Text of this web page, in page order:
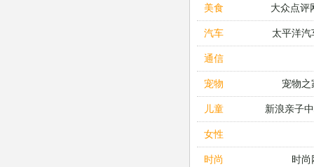
美食 大众点评
汽车 太平洋汽
通信
宠物 宠物之
儿童 新浪亲子
女性
时尚 时尚